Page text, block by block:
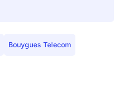
Bouygues Telecom